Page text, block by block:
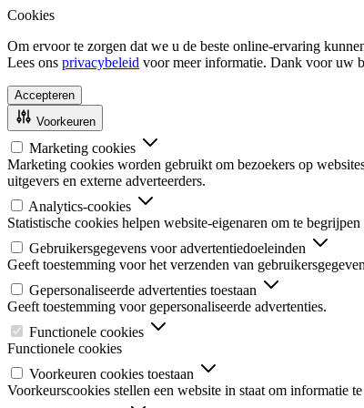
Cookies
Om ervoor te zorgen dat we u de beste online-ervaring
Lees ons privacybeleid voor meer informatie. Dank voor uw
Accepteren
Voorkeuren
Marketing cookies
Marketing cookies worden gebruikt om bezoekers op
uitgevers en externe adverteerders.
Analytics-cookies
Statistische cookies helpen website-eigenaren om te
Gebruikersgegevens voor advertentiedoeleinden
Geeft toestemming voor het verzenden van
Gepersonaliseerde advertenties toestaan
Geeft toestemming voor gepersonaliseerde advertenties.
Functionele cookies
Functionele cookies
Voorkeuren cookies toestaan
Voorkeurscookies stellen een website in staat om informatie